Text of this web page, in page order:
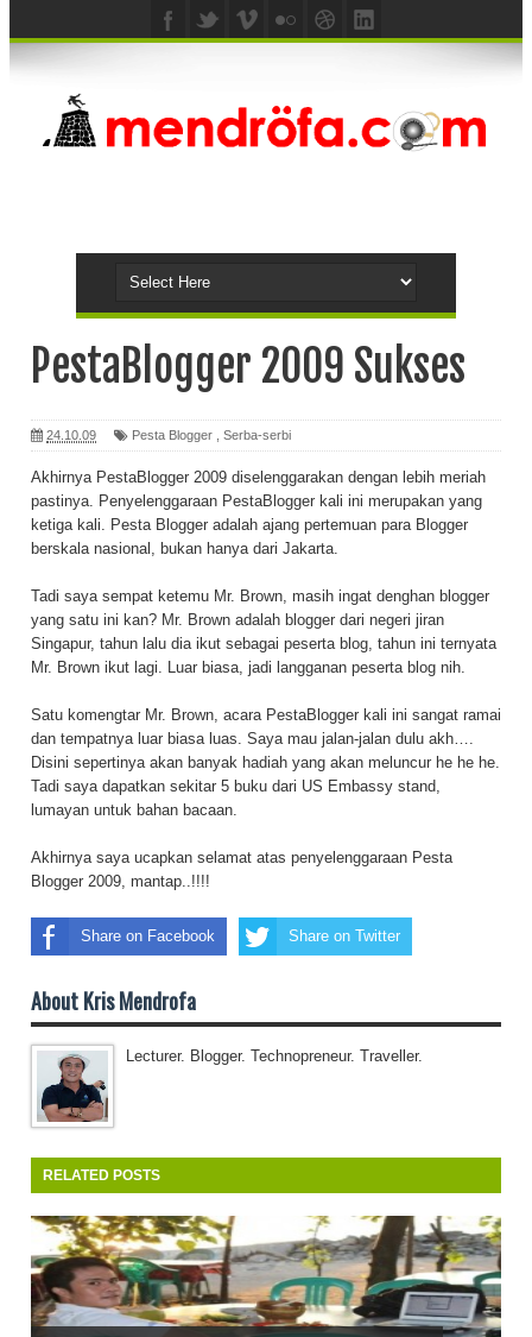
PestaBlogger 2009 Sukses
24.10.09 Pesta Blogger Serba-serbi
Akhirnya PestaBlogger 2009 diselenggarakan dengan lebih meriah
pastinya. Penyelenggaraan PestaBlogger kali ini merupakan yang
ketiga kali. Pesta Blogger adalah ajang pertemuan para Blogger
berskala nasional, bukan hanya dari Jakarta.
Tadi saya sempat ketemu Mr. Brown, masih ingat denghan blogger
yang satu ini kan? Mr. Brown adalah blogger dari negeri jiran
Singapur, tahun lalu dia ikut sebagai peserta blog, tahun ini ternyata
Mr. Brown ikut lagi. Luar biasa, jadi langganan peserta blog nih.
Satu komengtar Mr. Brown, acara PestaBlogger kali ini sangat ramai
dan tempatnya luar biasa luas. Saya mau jalan-jalan dulu akh….
Disini sepertinya akan banyak hadiah yang akan meluncur he he he.
Tadi saya dapatkan sekitar 5 buku dari US Embassy stand,
lumayan untuk bahan bacaan.
Akhirnya saya ucapkan selamat atas penyelenggaraan Pesta
Blogger 2009, mantap..!!!!
Share on Facebook Share on Twitter
About Kris Mendrofa
Lecturer. Blogger. Technopreneur. Traveller.
RELATED POSTS